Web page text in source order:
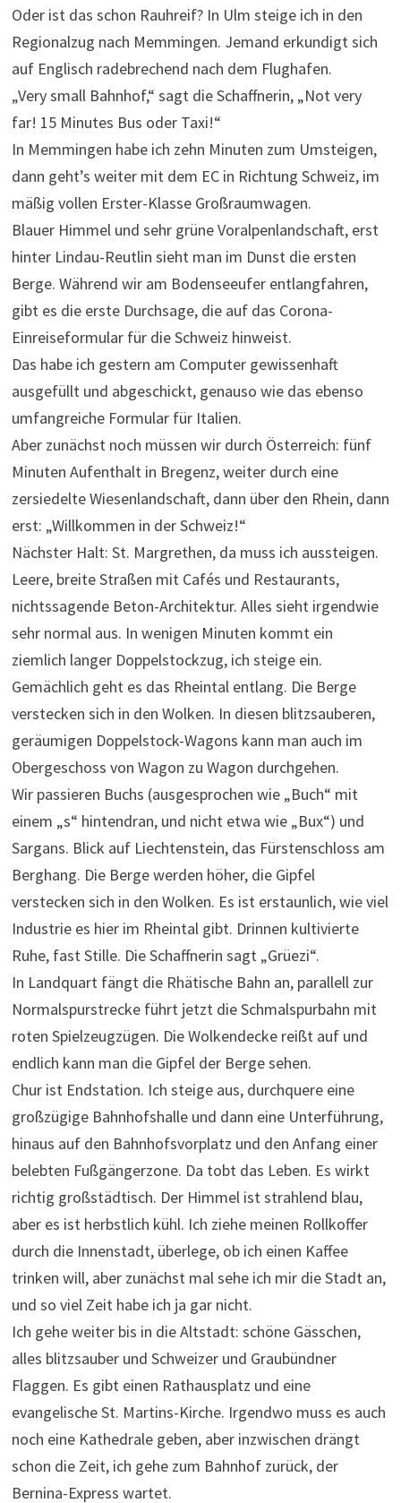
Oder ist das schon Rauhreif? In Ulm steige ich in den
Regionalzug nach Memmingen. Jemand erkundigt sich
auf Englisch radebrechend nach dem Flughafen.
„Very small Bahnhof,“ sagt die Schaffnerin, „Not very
far! 15 Minutes Bus oder Taxi!“
In Memmingen habe ich zehn Minuten zum Umsteigen,
dann geht’s weiter mit dem EC in Richtung Schweiz, im
mäßig vollen Erster-Klasse Großraumwagen.
Blauer Himmel und sehr grüne Voralpenlandschaft, erst
hinter Lindau-Reutlin sieht man im Dunst die ersten
Berge. Während wir am Bodenseeufer entlangfahren,
gibt es die erste Durchsage, die auf das Corona-
Einreiseformular für die Schweiz hinweist.
Das habe ich gestern am Computer gewissenhaft
ausgefüllt und abgeschickt, genauso wie das ebenso
umfangreiche Formular für Italien.
Aber zunächst noch müssen wir durch Österreich: fünf
Minuten Aufenthalt in Bregenz, weiter durch eine
zersiedelte Wiesenlandschaft, dann über den Rhein, dann
erst: „Willkommen in der Schweiz!“
Nächster Halt: St. Margrethen, da muss ich aussteigen.
Leere, breite Straßen mit Cafés und Restaurants,
nichtssagende Beton-Architektur. Alles sieht irgendwie
sehr normal aus. In wenigen Minuten kommt ein
ziemlich langer Doppelstockzug, ich steige ein.
Gemächlich geht es das Rheintal entlang. Die Berge
verstecken sich in den Wolken. In diesen blitzsauberen,
geräumigen Doppelstock-Wagons kann man auch im
Obergeschoss von Wagon zu Wagon durchgehen.
Wir passieren Buchs (ausgesprochen wie „Buch“ mit
einem „s“ hintendran, und nicht etwa wie „Bux“) und
Sargans. Blick auf Liechtenstein, das Fürstenschloss am
Berghang. Die Berge werden höher, die Gipfel
verstecken sich in den Wolken. Es ist erstaunlich, wie viel
Industrie es hier im Rheintal gibt. Drinnen kultivierte
Ruhe, fast Stille. Die Schaffnerin sagt „Grüezi“.
In Landquart fängt die Rhätische Bahn an, parallell zur
Normalspurstrecke führt jetzt die Schmalspurbahn mit
roten Spielzeugzügen. Die Wolkendecke reißt auf und
endlich kann man die Gipfel der Berge sehen.
Chur ist Endstation. Ich steige aus, durchquere eine
großzügige Bahnhofshalle und dann eine Unterführung,
hinaus auf den Bahnhofsvorplatz und den Anfang einer
belebten Fußgängerzone. Da tobt das Leben. Es wirkt
richtig großstädtisch. Der Himmel ist strahlend blau,
aber es ist herbstlich kühl. Ich ziehe meinen Rollkoffer
durch die Innenstadt, überlege, ob ich einen Kaffee
trinken will, aber zunächst mal sehe ich mir die Stadt an,
und so viel Zeit habe ich ja gar nicht.
Ich gehe weiter bis in die Altstadt: schöne Gässchen,
alles blitzsauber und Schweizer und Graubündner
Flaggen. Es gibt einen Rathausplatz und eine
evangelische St. Martins-Kirche. Irgendwo muss es auch
noch eine Kathedrale geben, aber inzwischen drängt
schon die Zeit, ich gehe zum Bahnhof zurück, der
Bernina-Express wartet.